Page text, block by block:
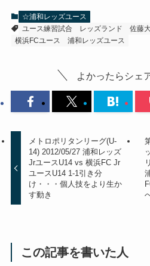
☆浦和レッズユース
ユース練習試合
レッズランド 佐藤
横浜FCユース
浦和レッズユース
よかったらシェ
メトロポリタンリーグ(U-
14) 2012/05/27 浦和レッズ
JrユースU14 vs 横浜FC Jr
ユースU14 1-1引き分
け・・・個人技をより生か
す動き
この記事を書いた人